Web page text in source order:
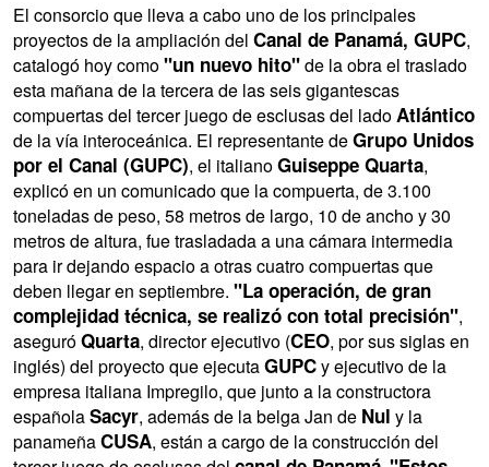
El consorcio que lleva a cabo uno de los principales
proyectos de la ampliación del Canal de Panamá, GUPC,
catalogó hoy como"un nuevo hito"de la obra el traslado
esta mañana de la tercera de las seis gigantescas
compuertas del tercer juego de esclusas del ladoAtlántico
de la vía interoceánica. El representante deGrupo Unidos
por el Canal (GUPC), el italianoGuiseppe Quarta,
explicó en un comunicado que la compuerta, de 3.100
toneladas de peso, 58 metros de largo, 10 de ancho y 30
metros de altura, fue trasladada a una cámara intermedia
para ir dejando espacio a otras cuatro compuertas que
deben llegar en septiembre. "La operación, de gran
complejidad técnica, se realizó con total precisión",
aseguróQuarta, director ejecutivo (CEO, por sus siglas en
inglés) del proyecto que ejecutaGUPCy ejecutivo de la
empresa italiana Impregilo, que junto a la constructora
españolaSacyr, además de la belga Jan de Nul y la
panameñaCUSA, están a cargo de la construcción del